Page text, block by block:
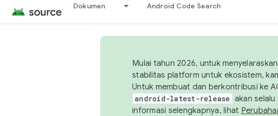
Dokumen Android Code Search
Mulai tahun 2026, untuk
stabilitas platform untuk ekosistem,
Untuk membuat dan berkontribusi ke
android-latest-release akan
informasi selengkapnya, lihat